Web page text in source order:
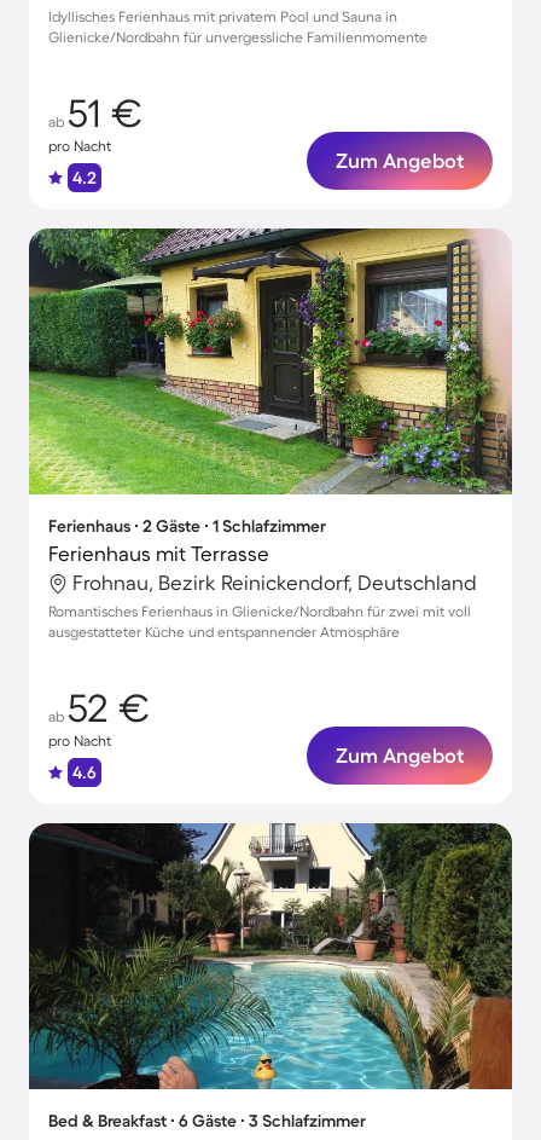
Idyllisches Ferienhaus mit privatem Pool und Sauna in
Glienicke/Nordbahn für unvergessliche Familienmomente
ab 51 €
pro Nacht
4.2
Zum Angebot
Ferienhaus ∙ 2 Gäste ∙ 1 Schlafzimmer
Ferienhaus mit Terrasse
Frohnau, Bezirk Reinickendorf, Deutschland
Romantisches Ferienhaus in Glienicke/Nordbahn für zwei mit voll
ausgestatteter Küche und entspannender Atmosphäre
ab 52 €
pro Nacht
4.6
Zum Angebot
Bed & Breakfast ∙ 6 Gäste ∙ 3 Schlafzimmer